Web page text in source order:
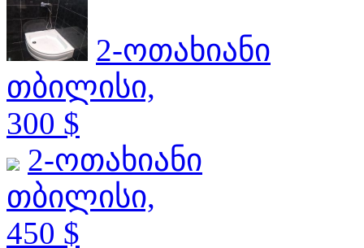
2-ოთახიანი
თბილისი,
300 $
2-ოთახიანი
თბილისი,
450 $